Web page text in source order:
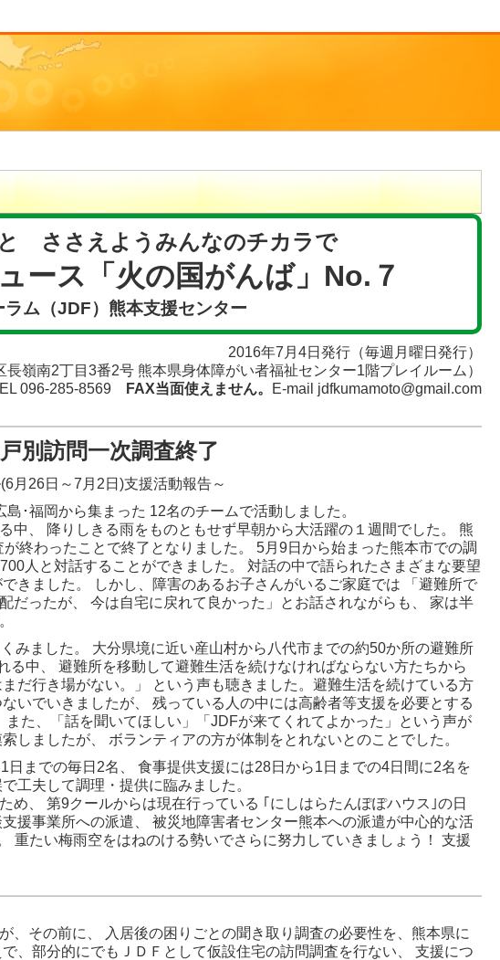
ささえようみんなのチカラで
ース「火の国がんば」No.７
ラム（JDF）熊本支援センター
2016年7月4日発行（毎週月曜日発行）
嶺南2丁目3番2号 熊本県身体障がい者福祉センター1階プレイルーム）
096-285-8569 FAX当面使えません。 E-mail jdfkumamoto@gmail.com
別訪問一次調査終了
月26日～7月2日)支援活動報告～
･福岡から集まった 12名のチームで活動しました。
中、 降りしきる雨をものともせず早朝から大活躍の１週間でした。 熊
終わったことで終了となりました。 5月9日から始まった熊本市での調
人と対話することができました。 対話の中で語られたさまざまな要望
きました。 しかし、障害のあるお子さんがいるご家庭では 「避難所で
だったが、 今は自宅に戻れて良かった」とお話されながらも、 家は半
みました。 大分県境に近い産山村から八代市までの約50か所の避難所
中、 避難所を移動して避難生活を続けなければならない方たちから
だ行き場がない。」 という声も聴きました。避難生活を続けている方
いでいきましたが、 残っている人の中には高齢者等支援を必要とする
た、「話を聞いてほしい」「JDFが来てくれてよかった」という声が
しましたが、 ボランティアの方が体制をとれないとのことでした。
日までの毎日2名、 食事提供支援には28日から1日までの4日間に2名を
工夫して調理・提供に臨みました。
、 第9クールからは現在行っている ｢にしはらたんぽぽハウス｣の日
援事業所への派遣、 被災地障害者センター熊本への派遣が中心的な活
重たい梅雨空をはねのける勢いでさらに努力していきましょう！ 支援
、その前に、 入居後の困りごとの聞き取り調査の必要性を、熊本県に
、部分的にでもＪＤＦとして仮設住宅の訪問調査を行ない、 支援につ